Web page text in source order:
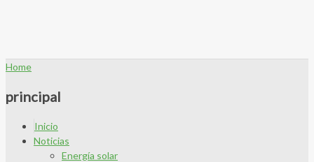
Home
principal
Inicio
Noticias
Energía solar